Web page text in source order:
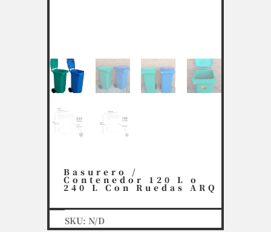
Basurero /
Contenedor 120 L o
240 L Con Ruedas ARQ
SKU:N/D